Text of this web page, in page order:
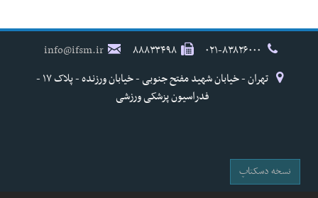
۸۸۸۳۳۴۹۸
info@ifsm.ir
تهران - خیابان شهید مفتح جنوبی - خیابان ورزنده - پلاک ۱۷ -
فدراسیون پزشکی ورزشی
نسخه دسکتاپ